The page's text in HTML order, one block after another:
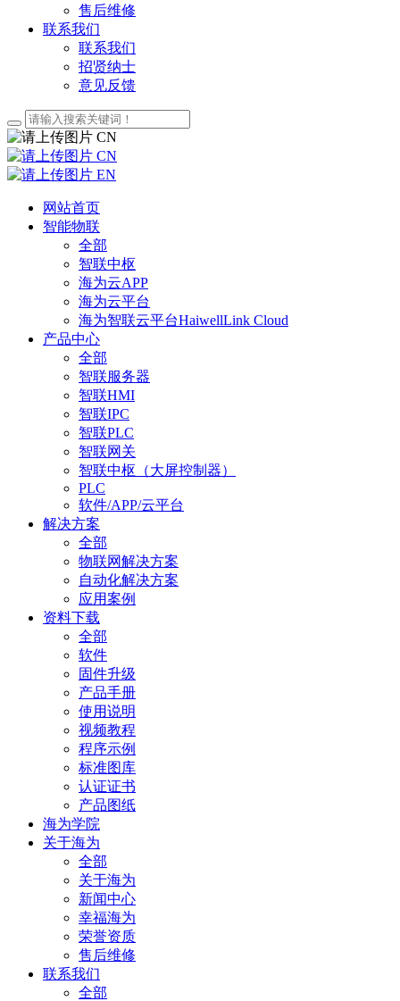
售后维修
联系我们
联系我们
招贤纳士
意见反馈
CN
CN
EN
网站首页
智能物联
全部
智联中枢
海为云APP
海为云平台
海为智联云平台HaiwellLink Cloud
产品中心
全部
智联服务器
智联HMI
智联IPC
智联PLC
智联网关
智联中枢（大屏控制器）
PLC
软件/APP/云平台
解决方案
全部
物联网解决方案
自动化解决方案
应用案例
资料下载
全部
软件
固件升级
产品手册
使用说明
视频教程
程序示例
标准图库
认证证书
产品图纸
海为学院
关于海为
全部
关于海为
新闻中心
幸福海为
荣誉资质
售后维修
联系我们
全部